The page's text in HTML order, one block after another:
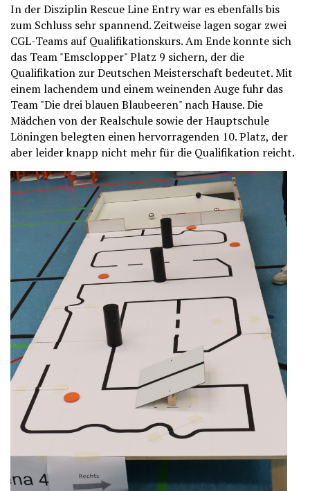
In der Disziplin Rescue Line Entry war es ebenfalls bis
zum Schluss sehr spannend. Zeitweise lagen sogar zwei
CGL-Teams auf Qualifikationskurs. Am Ende konnte sich
das Team "Emsclopper" Platz 9 sichern, der die
Qualifikation zur Deutschen Meisterschaft bedeutet. Mit
einem lachendem und einem weinenden Auge fuhr das
Team "Die drei blauen Blaubeeren" nach Hause. Die
Mädchen von der Realschule sowie der Hauptschule
Löningen belegten einen hervorragenden 10. Platz, der
aber leider knapp nicht mehr für die Qualifikation reicht.